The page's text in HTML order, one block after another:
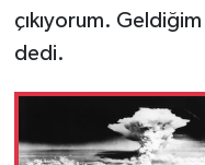
çıkıyorum.
dedi.